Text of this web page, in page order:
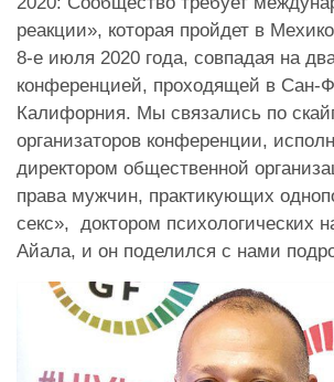
реакции», которая пройдет в
8-е июля 2020 года, совпадая на
конференцией, проходящей в Сан-
Калифорния. Мы связались по
организаторов конференции,
директором общественной
права мужчин, практикующих
секс»,
доктором психологических
Айала, и он поделился с нами